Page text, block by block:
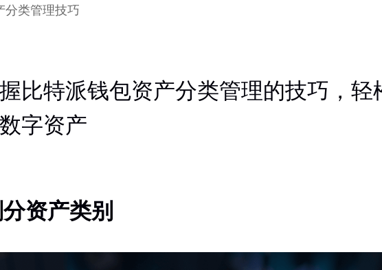
分类管理技巧
比特派钱包资产分类管理的技巧，轻
字资产
资产类别